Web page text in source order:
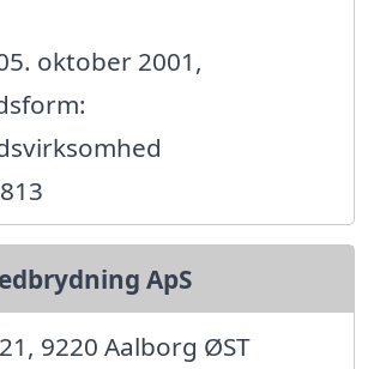
oktober 2001,
ApS
9220 Aalborg ØST